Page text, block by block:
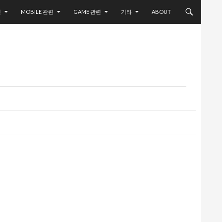
MOBILE 관련 GAME 관련 기타 ABOUT